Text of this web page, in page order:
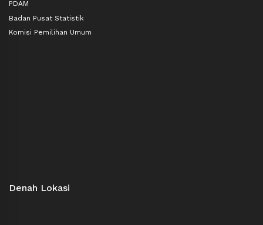
PDAM
Badan Pusat Statistik
Komisi Pemilihan Umum
Denah Lokasi